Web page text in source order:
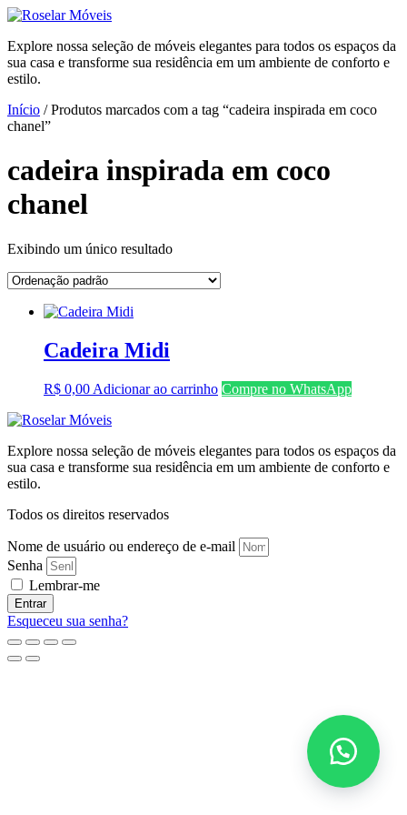
Ir
o
conteúdo
Explore nossa seleção de móveis elegantes para todos os espaços da
sua casa e transforme sua residência em um ambiente de conforto e
estilo.
Início / Produtos marcados com a tag “cadeira inspirada em coco
chanel”
cadeira inspirada em coco
chanel
Exibindo um único resultado
Cadeira Midi
R$ 0,00 Adicionar ao carrinho Compre no WhatsApp
Explore nossa seleção de móveis elegantes para todos os espaços da
sua casa e transforme sua residência em um ambiente de conforto e
estilo.
Todos os direitos reservados
Nome de usuário ou endereço de e-mail
Senha
Lembrar-me
Entrar
Esqueceu sua senha?